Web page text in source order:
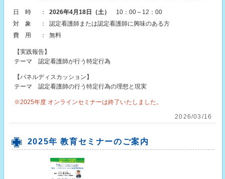
日時 ： 2026年4月18日（土）
10：00～12：00
対象
：
認定看護師または認定看護師に興味のある方
費用
： 無料
【実践報告】
テーマ 認定看護師が行う特定行為
【パネルディスカッション】
テーマ 認定看護師の行う特定行為の理想と現実
※2025年度 オンラインセミナーは終了いたしました。
2026/03/16
2025年 教育セミナーのご案内